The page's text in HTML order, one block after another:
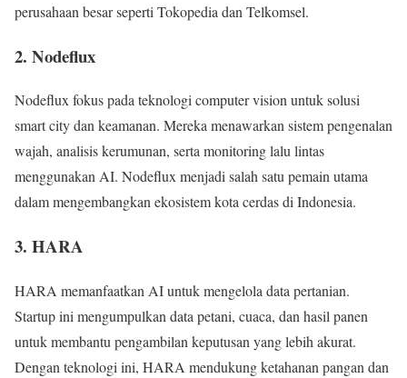
perusahaan besar seperti Tokopedia dan Telkomsel.
2. Nodeflux
Nodeflux fokus pada teknologi computer vision untuk solusi
smart city dan keamanan. Mereka menawarkan sistem pengenalan
wajah, analisis kerumunan, serta monitoring lalu lintas
menggunakan AI. Nodeflux menjadi salah satu pemain utama
dalam mengembangkan ekosistem kota cerdas di Indonesia.
3. HARA
HARA memanfaatkan AI untuk mengelola data pertanian.
Startup ini mengumpulkan data petani, cuaca, dan hasil panen
untuk membantu pengambilan keputusan yang lebih akurat.
Dengan teknologi ini, HARA mendukung ketahanan pangan dan